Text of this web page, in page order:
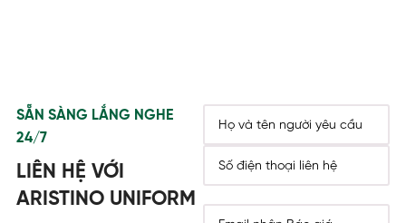
SẴN SÀNG LẮNG NGHE
24/7
LIÊN HỆ VỚI
ARISTINO UNIFORM